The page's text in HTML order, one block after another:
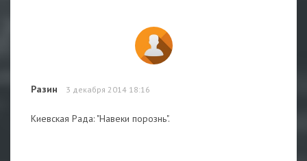
Разин 3 декабря 2014 18:16
Киевская Рада: "Навеки порознь".